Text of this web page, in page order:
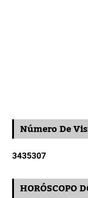
Número De
3435307
HORÓSCOPO